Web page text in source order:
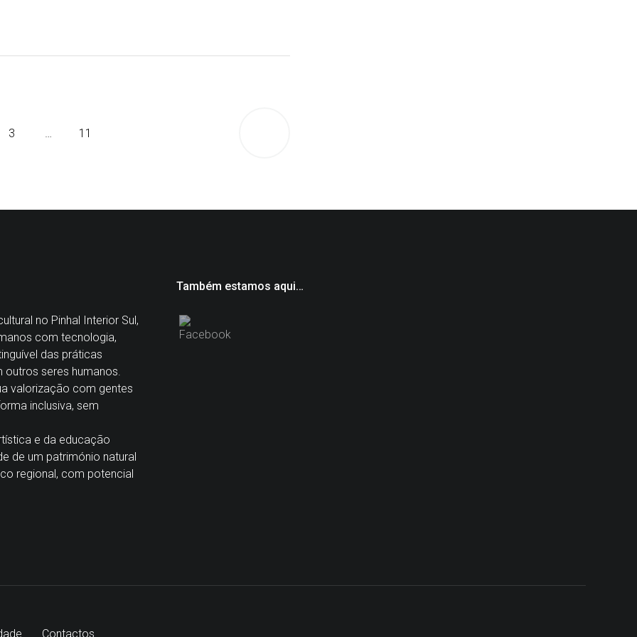
3 … 11
no Pinhal Interior Sul,
com tecnologia,
das práticas
outros seres humanos.
valorização com gentes
inclusiva, sem
e da educação
de um património natural
regional, com potencial
Também estamos aqui…
Contactos